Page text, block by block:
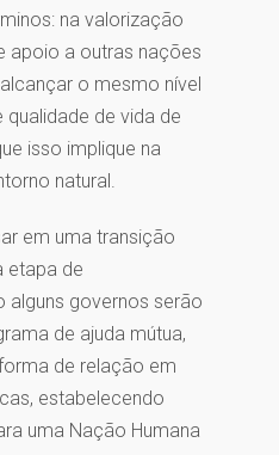
na valorização
apoio a outras nações
o mesmo nível
de vida de
isso implique na
natural.
em uma transição
etapa de
governos serão
de ajuda mútua,
de relação em
estabelecendo
uma Nação Humana